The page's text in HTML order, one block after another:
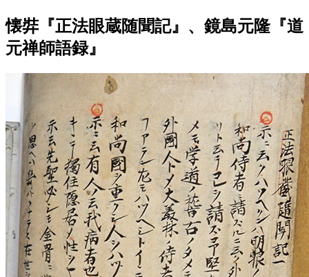
懐弉『正法眼蔵随聞記』、鏡島元隆『道
元禅師語録』